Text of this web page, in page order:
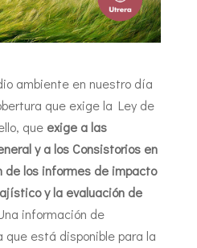
ambiente en nuestro día
que exige la Ley de
que exige a las
y a los Consistorios en
de los informes de impacto
y la evaluación de
información de
está disponible para la